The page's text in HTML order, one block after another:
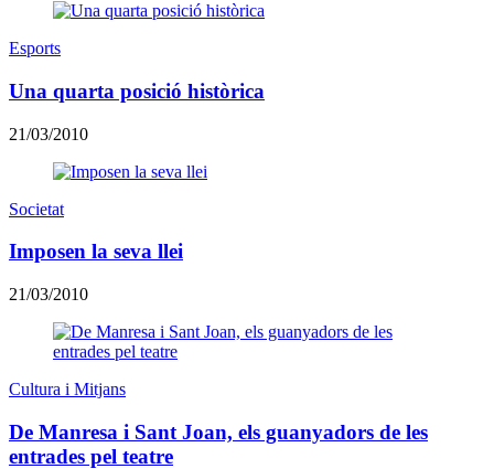
Esports
Una quarta posició històrica
21/03/2010
Societat
Imposen la seva llei
21/03/2010
Cultura i Mitjans
De Manresa i Sant Joan, els guanyadors de les
entrades pel teatre